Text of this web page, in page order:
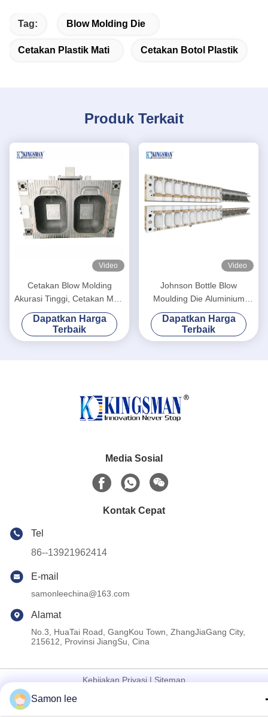
Tag: Blow Molding Die
Cetakan Plastik Mati Cetakan Botol Plastik
Produk Terkait
Video
Cetakan Blow Molding
Akurasi Tinggi, Cetakan Multi
Rongga Keandalan Tinggi
Dapatkan Harga
Terbaik
Video
Johnson Bottle Blow
Moulding Die Aluminium
Material Desain Canggih
Daya Tahan Tinggi
Dapatkan Harga
Terbaik
Media Sosial
Kontak Cepat
Tel
86--13921962414
E-mail
samonleechina@163.com
Alamat
No.3, HuaTai Road, GangKou Town, ZhangJiaGang City,
215612, Provinsi JiangSu, Cina
Kebijakan Privasi | Sitemap
Cina Baik Kualitas ekstrusi mesin blow molding Pemasok. Hak
cipta © 2019-2026 KINGSMAN(ZHANGJIAGANG)MECHANICAL
Samon lee